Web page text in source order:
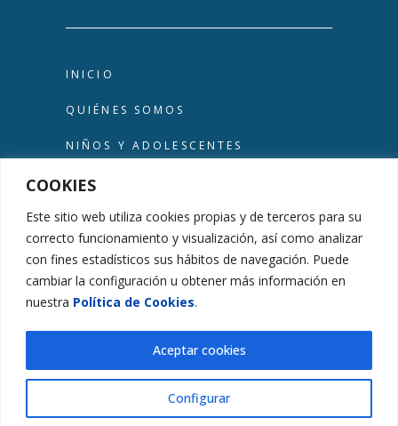
COOKIES
Este sitio web utiliza cookies propias y de terceros para su
correcto funcionamiento y visualización, así como analizar
con fines estadísticos sus hábitos de navegación. Puede
cambiar la configuración u obtener más información en
nuestra Política de Cookies.
Configurar
Aceptar cookies
INICIO
QUIÉNES SOMOS
NIÑOS Y ADOLESCENTES
TERAPIA DE ADULTOS
OTROS TRATAMIENTOS
TERAPIA EN LA NATURALEZA
BLOG
Design by
ESEN